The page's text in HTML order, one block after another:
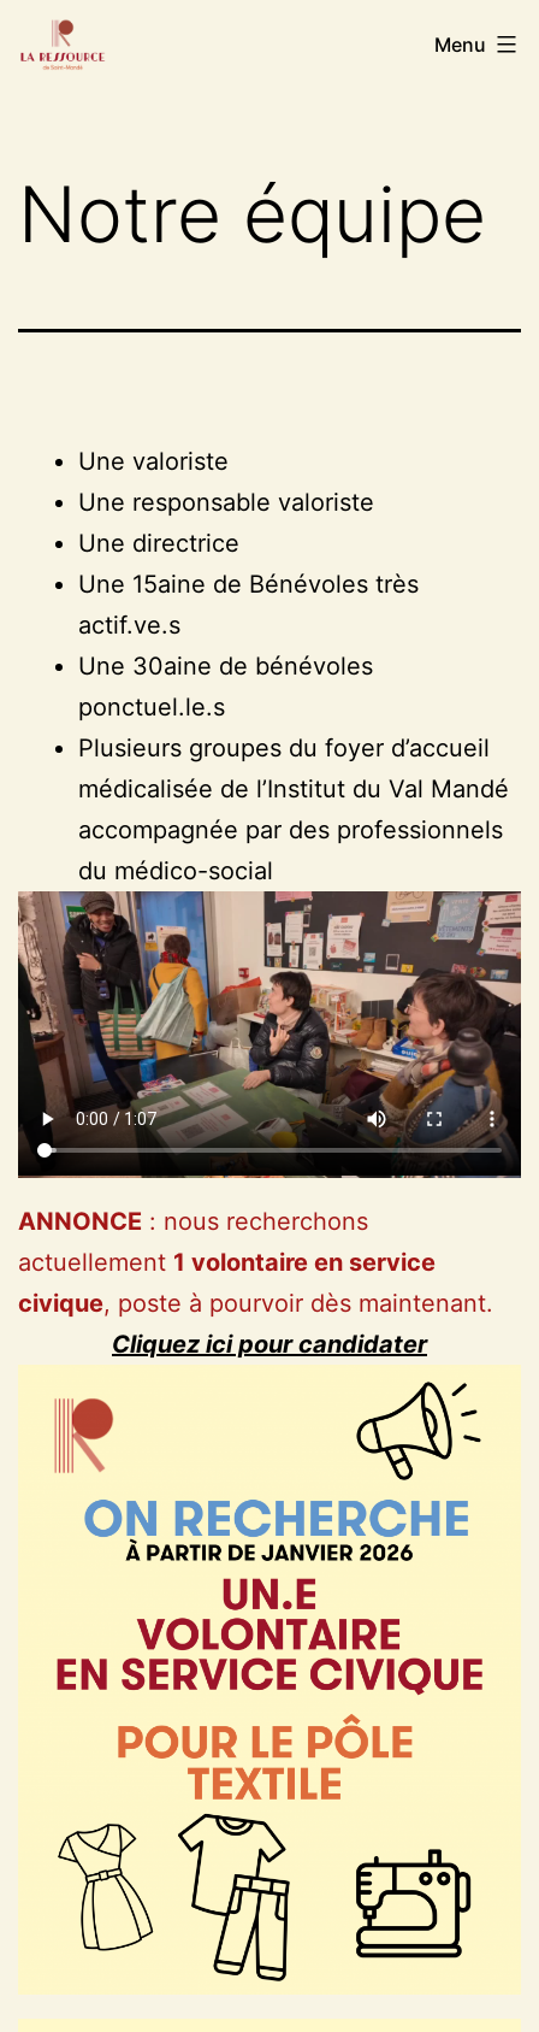
auLa
Mandé
Menu
Notre équipe
Une valoriste
Une responsable valoriste
Une directrice
Une 15aine de Bénévoles très
actif.ve.s
Une 30aine de bénévoles
ponctuel.le.s
Plusieurs groupes du foyer d’accueil
médicalisée de l’Institut du Val Mandé
accompagnée par des professionnels
du médico-social
ANNONCE : nous recherchons
actuellement 1 volontaire en service
civique, poste à pourvoir dès maintenant.
Cliquez ici pour candidater